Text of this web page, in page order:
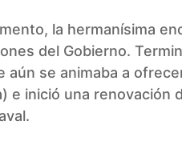
la hermanísima
del Gobierno.
aún se animaba a
e inició una renovación